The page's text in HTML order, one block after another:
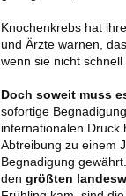
Knochenkrebs hat
und Ärzte warnen,
wenn sie nicht schnell
Doch soweit muss
sofortige
internationalen Druck
Abtreibung zu einem
Begnadigung
dengrößten